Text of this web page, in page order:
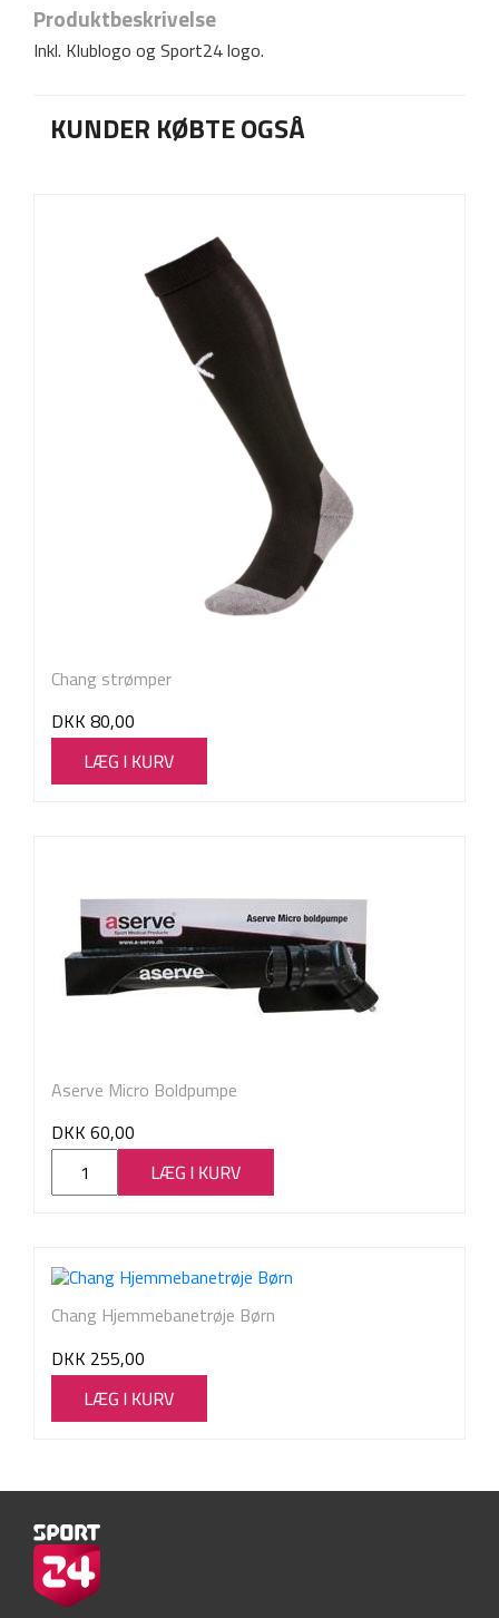
Produktbeskrivelse
Inkl. Klublogo og Sport24 logo.
KUNDER KØBTE OGSÅ
Chang strømper
DKK 80,00
Aserve Micro Boldpumpe
DKK 60,00
Chang Hjemmebanetrøje Børn
DKK 255,00